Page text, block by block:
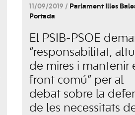
11/09/2019 / Parlament Illes
Portada
El PSIB-PSOE
“responsabilitat,
de mires i mantenir
front comú” per al
debat sobre la
de les necessitats